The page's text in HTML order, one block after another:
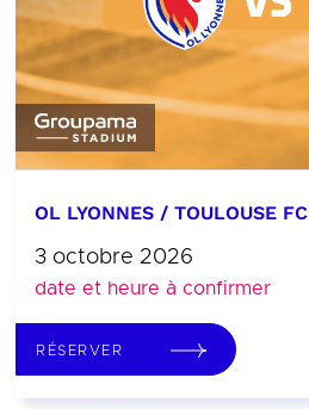
OL LYONNES / TOULOUSE FC
3 octobre 2026
date et heure à confirmer
RÉSERVER